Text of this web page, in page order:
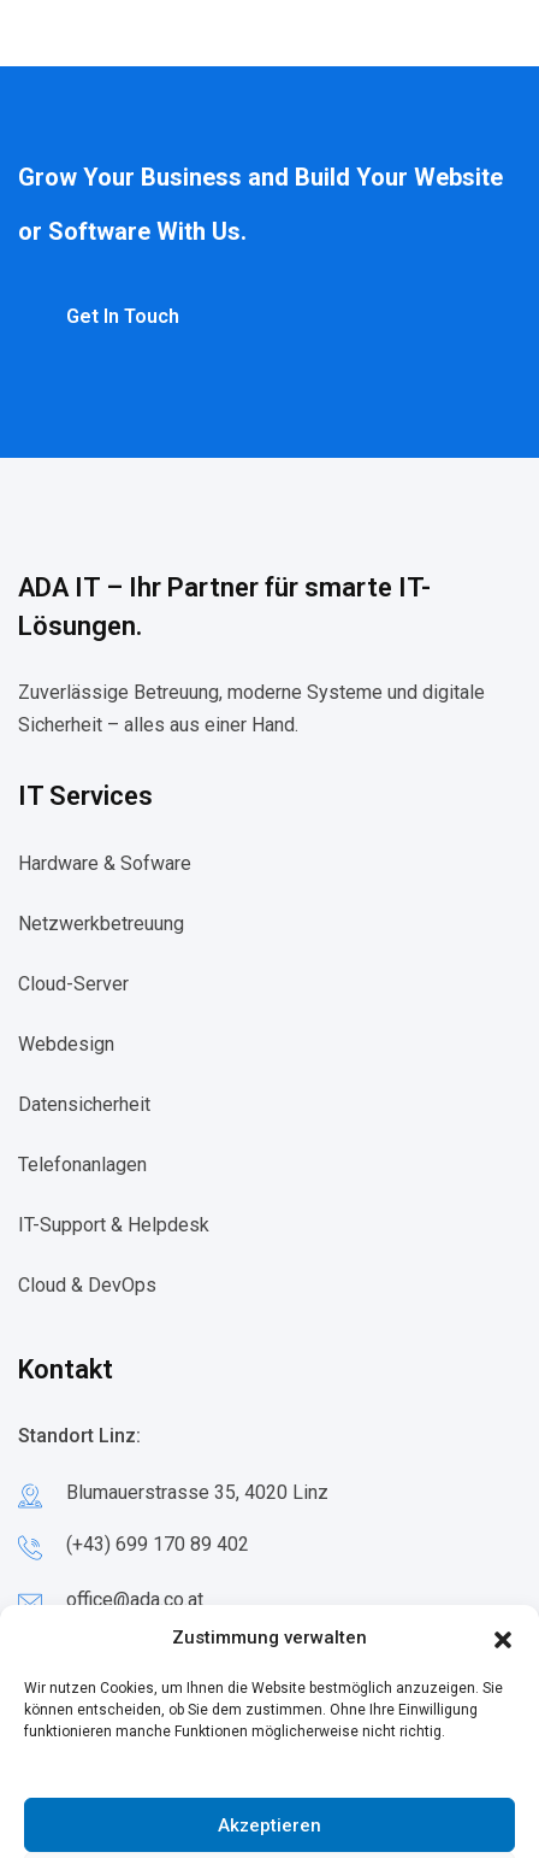
Zustimmung verwalten
Wir nutzen Cookies, um Ihnen die Website bestmöglich anzuzeigen. Sie
können entscheiden, ob Sie dem zustimmen. Ohne Ihre Einwilligung
funktionieren manche Funktionen möglicherweise nicht richtig.
Akzeptieren
Grow Your Business and Build Your Website
or Software With Us.
Get In Touch
ADA IT – Ihr Partner für smarte IT-
Lösungen.
Zuverlässige Betreuung, moderne Systeme und digitale
Sicherheit – alles aus einer Hand.
IT Services
Hardware & Sofware
Netzwerkbetreuung​
Cloud-Server​
Webdesign​
Datensicherheit​
Telefonanlagen​
IT-Support & Helpdesk​
Cloud & DevOps​
Kontakt
Standort Linz:
Blumauerstrasse 35, 4020 Linz
(+43) 699 170 89 402
office@ada.co.at
Standort Wien:
Großmarktstraße 4, 1230 Wien